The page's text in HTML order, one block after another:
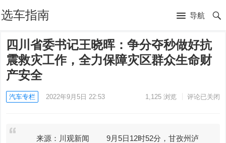
选车指南 导航
四川省委书记王晓晖：争分夺秒做好抗
震救灾工作，全力保障灾区群众生命财
产安全
汽车专栏 2022年9月5日 22:53 1,125浏览 评论已关闭
来源：川观新闻 9月5日12时52分，甘孜州泸